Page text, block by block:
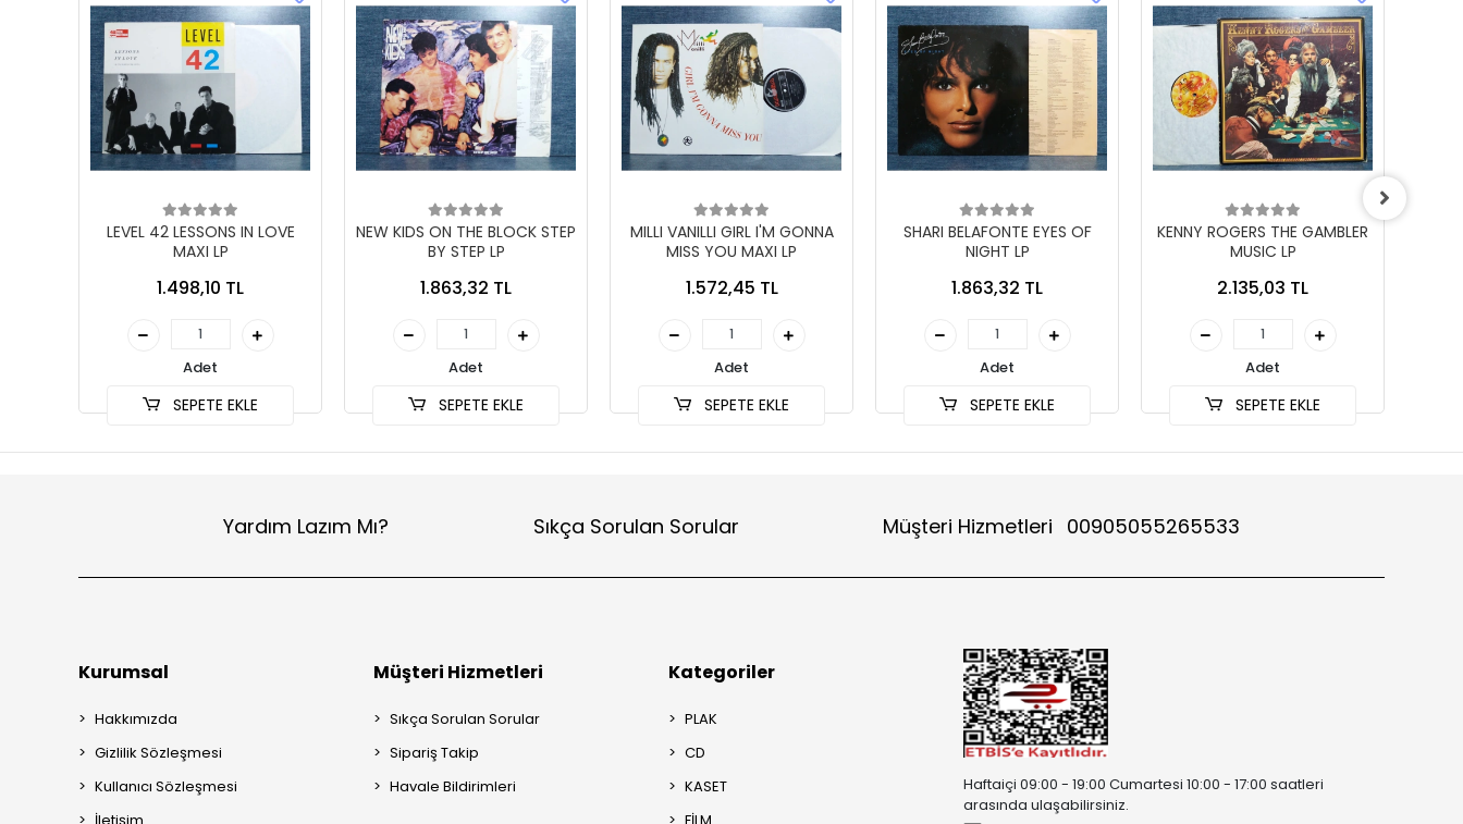
LEVEL 42 LESSONS IN LOVE
MAXI LP
1.498,10 TL
Adet
SEPETE EKLE
NEW KIDS ON THE BLOCK STEP
BY STEP LP
1.863,32 TL
Adet
SEPETE EKLE
MILLI VANILLI GIRL I'M GONNA
MISS YOU MAXI LP
1.572,45 TL
Adet
SEPETE EKLE
SHARI BELAFONTE EYES OF
NIGHT LP
1.863,32 TL
Adet
SEPETE EKLE
KENNY ROGERS THE GAMBLER
MUSIC LP
2.135,03 TL
Adet
SEPETE EKLE
Yardım Lazım Mı? Sıkça Sorulan Sorular Müşteri Hizmetleri 00905055265533
Kurumsal
Hakkımızda
Gizlilik Sözleşmesi
Kullanıcı Sözleşmesi
Müşteri Hizmetleri
Sıkça Sorulan Sorular
Sipariş Takip
Havale Bildirimleri
Kategoriler
PLAK
CD
KASET
Haftaiçi 09:00 - 19:00 Cumartesi 10:00 - 17:00 saatleri
arasında ulaşabilirsiniz.